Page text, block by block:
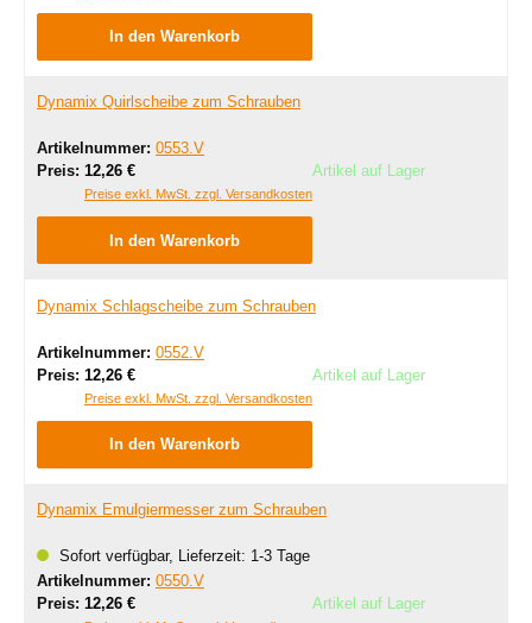
In den Warenkorb
Dynamix Quirlscheibe zum Schrauben
Artikelnummer: 0553.V
Preis: Regulärer Preis:
12,26 €
Preise exkl. MwSt. zzgl. Versandkosten
Artikel auf Lager
In den Warenkorb
Dynamix Schlagscheibe zum Schrauben
Artikelnummer: 0552.V
Preis: Regulärer Preis:
12,26 €
Preise exkl. MwSt. zzgl. Versandkosten
Artikel auf Lager
In den Warenkorb
Dynamix Emulgiermesser zum Schrauben
Sofort verfügbar, Lieferzeit: 1-3 Tage
Artikelnummer: 0550.V
Preis: Regulärer Preis:
12,26 € Artikel auf Lager